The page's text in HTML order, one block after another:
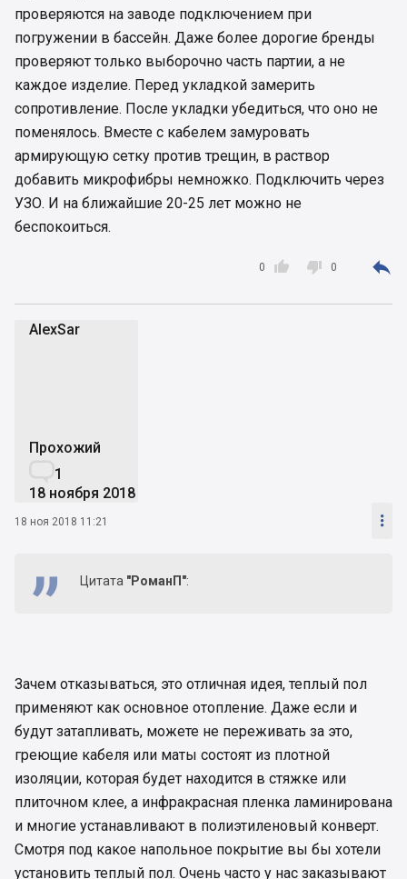
проверяются на заводе подключением при
погружении в бассейн. Даже более дорогие бренды
проверяют только выборочно часть партии, а не
каждое изделие. Перед укладкой замерить
сопротивление. После укладки убедиться, что оно не
поменялось. Вместе с кабелем замуровать
армирующую сетку против трещин, в раствор
добавить микрофибры немножко. Подключить через
УЗО. И на ближайшие 20-25 лет можно не
беспокоиться.

0  0 
AlexSar
Прохожий
1
18 ноября 2018
18 ноя 2018 11:21 
Цитата "РоманП":
Зачем отказываться, это отличная идея, теплый пол
применяют как основное отопление. Даже если и
будут затапливать, можете не переживать за это,
греющие кабеля или маты состоят из плотной
изоляции, которая будет находится в стяжке или
плиточном клее, а инфракрасная пленка ламинирована
и многие устанавливают в полиэтиленовый конверт.
Смотря под какое напольное покрытие вы бы хотели
установить теплый пол. Очень часто у нас заказывают